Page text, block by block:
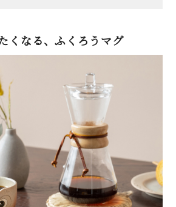
くなる、ふくろうマグ